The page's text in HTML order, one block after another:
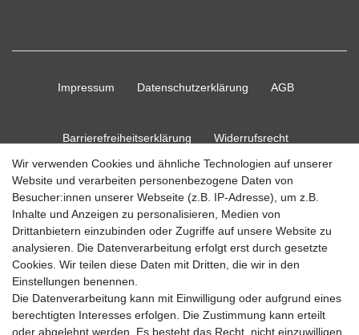
Impressum Daten­schutz­erklärung AGB
Barrierefreiheitserklärung Widerrufs­recht
Vertrag widerrufen Kontakt
© Copyright 2026 Ripos24| Alle Rechte vorbehalten.
Wir verwenden Cookies und ähnliche Technologien auf unserer
Website und verarbeiten personenbezogene Daten von
Besucher:innen unserer Webseite (z.B. IP-Adresse), um z.B.
Inhalte und Anzeigen zu personalisieren, Medien von
Drittanbietern einzubinden oder Zugriffe auf unsere Website zu
analysieren. Die Datenverarbeitung erfolgt erst durch gesetzte
Cookies. Wir teilen diese Daten mit Dritten, die wir in den
Einstellungen benennen.
Die Datenverarbeitung kann mit Einwilligung oder aufgrund eines
berechtigten Interesses erfolgen. Die Zustimmung kann erteilt
oder abgelehnt werden. Es besteht das Recht, nicht einzuwilligen